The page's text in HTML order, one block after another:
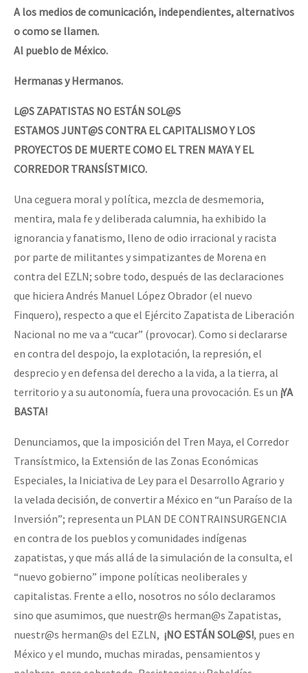
A los medios de comunicación, independientes, alternativos
o como se llamen.
Al pueblo de México.
Hermanas y Hermanos.
L@S ZAPATISTAS NO ESTÁN SOL@S
ESTAMOS JUNT@S CONTRA EL CAPITALISMO Y LOS
PROYECTOS DE MUERTE COMO EL TREN MAYA Y EL
CORREDOR TRANSÍSTMICO.
Una ceguera moral y política, mezcla de desmemoria,
mentira, mala fe y deliberada calumnia, ha exhibido la
ignorancia y fanatismo, lleno de odio irracional y racista
por parte de militantes y simpatizantes de Morena en
contra del EZLN; sobre todo, después de las declaraciones
que hiciera Andrés Manuel López Obrador (el nuevo
Finquero), respecto a que el Ejército Zapatista de Liberación
Nacional no me va a “cucar” (provocar). Como si declararse
en contra del despojo, la explotación, la represión, el
desprecio y en defensa del derecho a la vida, a la tierra, al
territorio y a su autonomía, fuera una provocación. Es un ¡YA
BASTA!
Denunciamos, que la imposición del Tren Maya, el Corredor
Transístmico, la Extensión de las Zonas Económicas
Especiales, la Iniciativa de Ley para el Desarrollo Agrario y
la velada decisión, de convertir a México en “un Paraíso de la
Inversión”; representa un PLAN DE CONTRAINSURGENCIA
en contra de los pueblos y comunidades indígenas
zapatistas, y que más allá de la simulación de la consulta, el
“nuevo gobierno” impone políticas neoliberales y
capitalistas. Frente a ello, nosotros no sólo declaramos
sino que asumimos, que nuestr@s herman@s Zapatistas,
nuestr@s herman@s del EZLN, ¡NO ESTÁN SOL@S!, pues en
México y el mundo, muchas miradas, pensamientos y